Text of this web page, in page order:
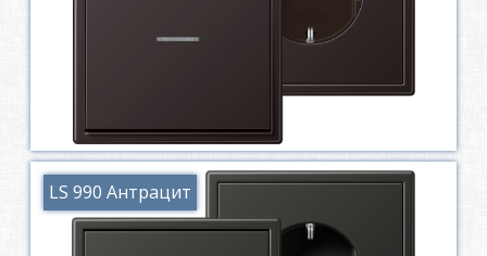
LS 990 Антрацит